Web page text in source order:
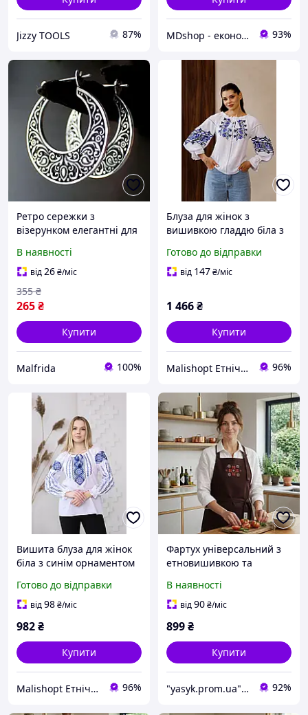
Jizzy TOOLS 87% MDshop - економія поруч 93%
Ретро сережки з
візерунком елегантні для
ажурний візерунок
сріблясті
В наявності
від26₴/міс
265₴
355 ₴
Купити
Malfrida 100%
Блуза для жінок з
вишивкою гладдю біла з
мусліну довгий рукав S XL
Готово до відправки
від 147₴/міс
1 466₴
Купити
Malishopt Етнічний одяг та головні убори, все для хрещення 96%
Вишита блуза для жінок
біла з синім орнаментом
стиль довгий рукав XS
XXXXL
Готово до відправки
від98₴/міс
982₴
Купити
Malishopt Етнічний одяг та головні убори, все для хрещення 96%
Фартух універсальний з
етновишивкою та
водовідштовхувальний,
бавовна, великий розмір,
В наявності
від90₴/міс
899₴
Купити
"yasyk.prom.ua": інтернет-магазин текстилю для дому та готелів 92%